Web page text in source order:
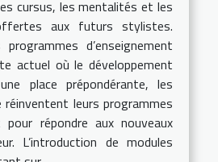
cursus, les mentalités et les
aux futurs stylistes.
programmes d’enseignement
actuel où le développement
place prépondérante, les
réinventent leurs programmes
pour répondre aux nouveaux
L’introduction de modules